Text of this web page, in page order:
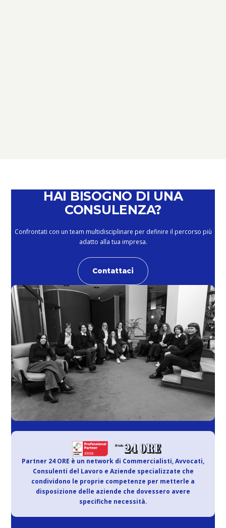
HAI BISOGNO DI UNA
CONSULENZA?
Confrontati con un team multidisciplinare per definire il percorso più
adatto alla tua impresa.
Contattaci
Partner 24 ORE è un network di Commercialisti, Avvocati,
Consulenti del Lavoro e Aziende specializzate che
condividono le proprie competenze per metterle a
disposizione delle aziende che dovessero avere
specifiche necessità.